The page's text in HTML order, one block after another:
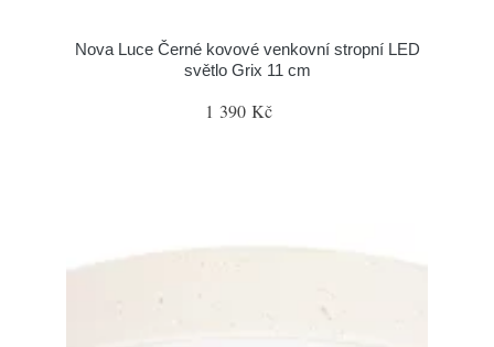
Nova Luce Černé kovové venkovní stropní LED
světlo Grix 11 cm
1 390 Kč